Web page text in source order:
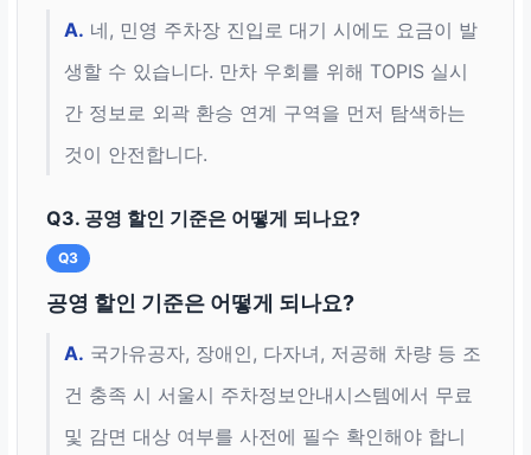
A. 네, 민영 주차장 진입로 대기 시에도 요금이 발
생할 수 있습니다. 만차 우회를 위해 TOPIS 실시
간 정보로 외곽 환승 연계 구역을 먼저 탐색하는
것이 안전합니다.
Q3. 공영 할인 기준은 어떻게 되나요?
Q3
공영 할인 기준은 어떻게 되나요?
A. 국가유공자, 장애인, 다자녀, 저공해 차량 등 조
건 충족 시 서울시 주차정보안내시스템에서 무료
및 감면 대상 여부를 사전에 필수 확인해야 합니